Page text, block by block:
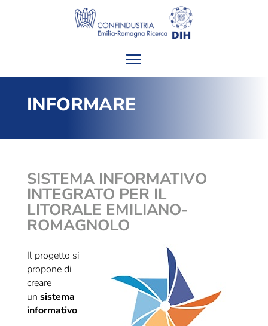
INFORMARE
SISTEMA INFORMATIVO
INTEGRATO PER IL
LITORALE EMILIANO-
ROMAGNOLO
Il progetto si
propone di
creare
un sistema
informativo